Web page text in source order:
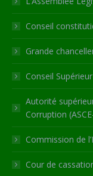
new
window
new
window
new
window
new
Conseil
Grande
Conseil
Autorité
Corruption
Commission de
Cour de